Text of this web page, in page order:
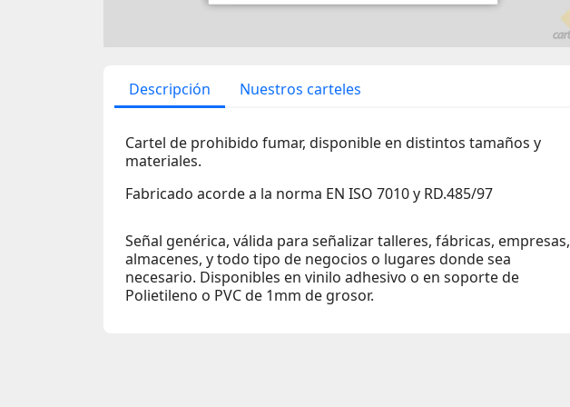
Descripción Nuestros carteles
Cartel de prohibido fumar, disponible en distintos tamaños y
materiales.
Fabricado acorde a la norma EN ISO 7010 y RD.485/97
Señal genérica, válida para señalizar talleres, fábricas, empresas,
almacenes, y todo tipo de negocios o lugares donde sea
necesario. Disponibles en vinilo adhesivo o en soporte de
Polietileno o PVC de 1mm de grosor.